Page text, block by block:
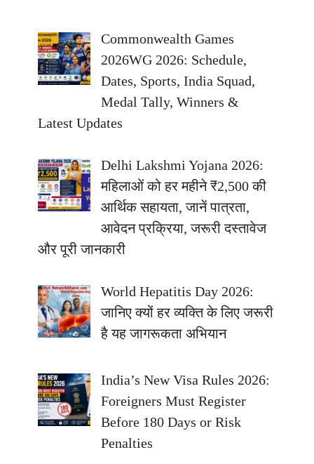
Commonwealth Games
2026WG 2026: Schedule,
Dates, Sports, India Squad,
Medal Tally, Winners &
Latest Updates
Delhi Lakshmi Yojana 2026:
महिलाओं को हर महीने ₹2,500 की
आर्थिक सहायता, जानें पात्रता,
आवेदन प्रक्रिया, जरूरी दस्तावेज
और पूरी जानकारी
World Hepatitis Day 2026:
जानिए क्यों हर व्यक्ति के लिए जरूरी
है यह जागरूकता अभियान
India’s New Visa Rules 2026:
Foreigners Must Register
Before 180 Days or Risk
Penalties